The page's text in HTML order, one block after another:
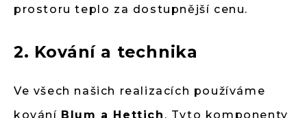
prostoru teplo za dostupnější cenu.
2. Kování a technika
Ve všech našich realizacích používáme
kování Blum a Hettich . Tyto komponenty